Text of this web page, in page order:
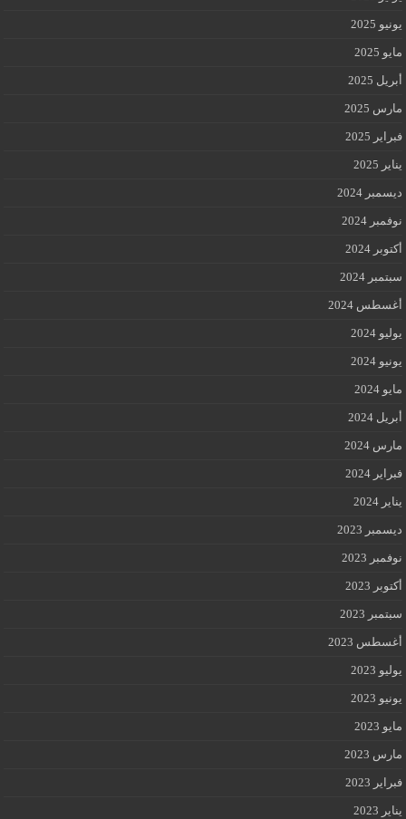
يونيو 2025
مايو 2025
أبريل 2025
مارس 2025
فبراير 2025
يناير 2025
ديسمبر 2024
نوفمبر 2024
أكتوبر 2024
سبتمبر 2024
أغسطس 2024
يوليو 2024
يونيو 2024
مايو 2024
أبريل 2024
مارس 2024
فبراير 2024
يناير 2024
ديسمبر 2023
نوفمبر 2023
أكتوبر 2023
سبتمبر 2023
أغسطس 2023
يوليو 2023
يونيو 2023
مايو 2023
مارس 2023
فبراير 2023
يناير 2023